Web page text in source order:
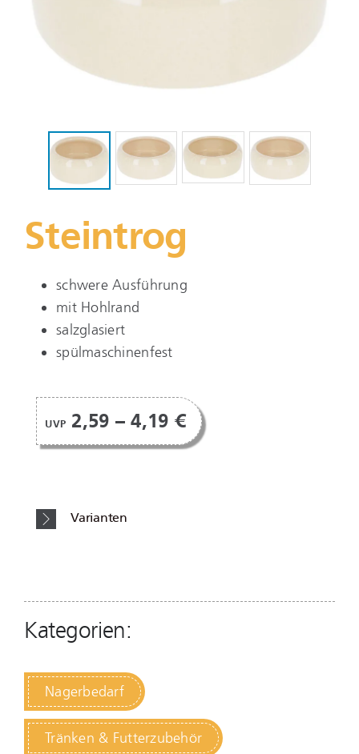
Steintrog
schwere Ausführung
mit Hohlrand
salzglasiert
spülmaschinenfest
UVP 2,59 – 4,19 €
Varianten
Kategorien:
Nagerbedarf
Tränken & Futterzubehör